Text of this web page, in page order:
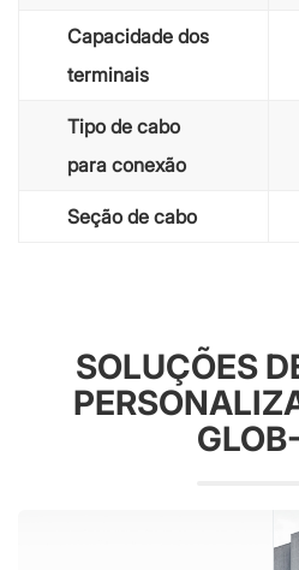
Capacidade dos
terminais
Tipo de cabo
para conexão
Seção de cabo
SOLUÇÕES